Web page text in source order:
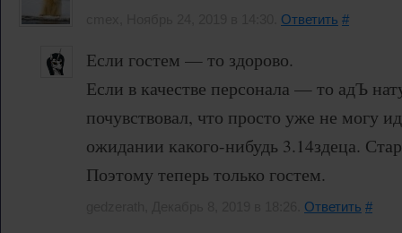
Ответить #
Если гостем — то здорово.
Если в качестве персонала — то адЪ
почувствовал, что просто уже не могу
ожидании какого-нибудь 3.14здеца.
Поэтому теперь только гостем.
Ответить #